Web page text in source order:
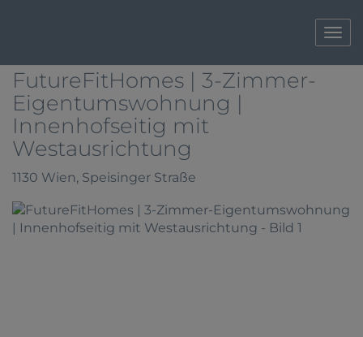
FutureFitHomes | 3-Zimmer-
Eigentumswohnung |
Innenhofseitig mit
Westausrichtung
1130 Wien, Speisinger Straße